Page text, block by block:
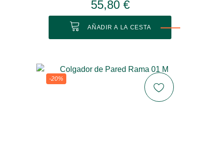
55,80 €
AÑADIR A LA CESTA
-20%